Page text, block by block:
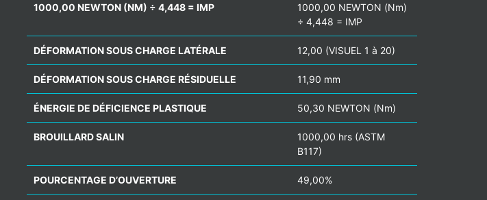
1000,00 NEWTON (NM) ÷ 4,448 = IMP
1000,00 NEWTON (Nm)
÷ 4,448 = IMP
DÉFORMATION SOUS CHARGE LATÉRALE 12,00 (VISUEL 1 à 20)
DÉFORMATION SOUS CHARGE RÉSIDUELLE 11,90 mm
ÉNERGIE DE DÉFICIENCE PLASTIQUE 50,30 NEWTON (Nm)
BROUILLARD SALIN
1000,00 hrs (ASTM
B117)
POURCENTAGE D’OUVERTURE 49,00%